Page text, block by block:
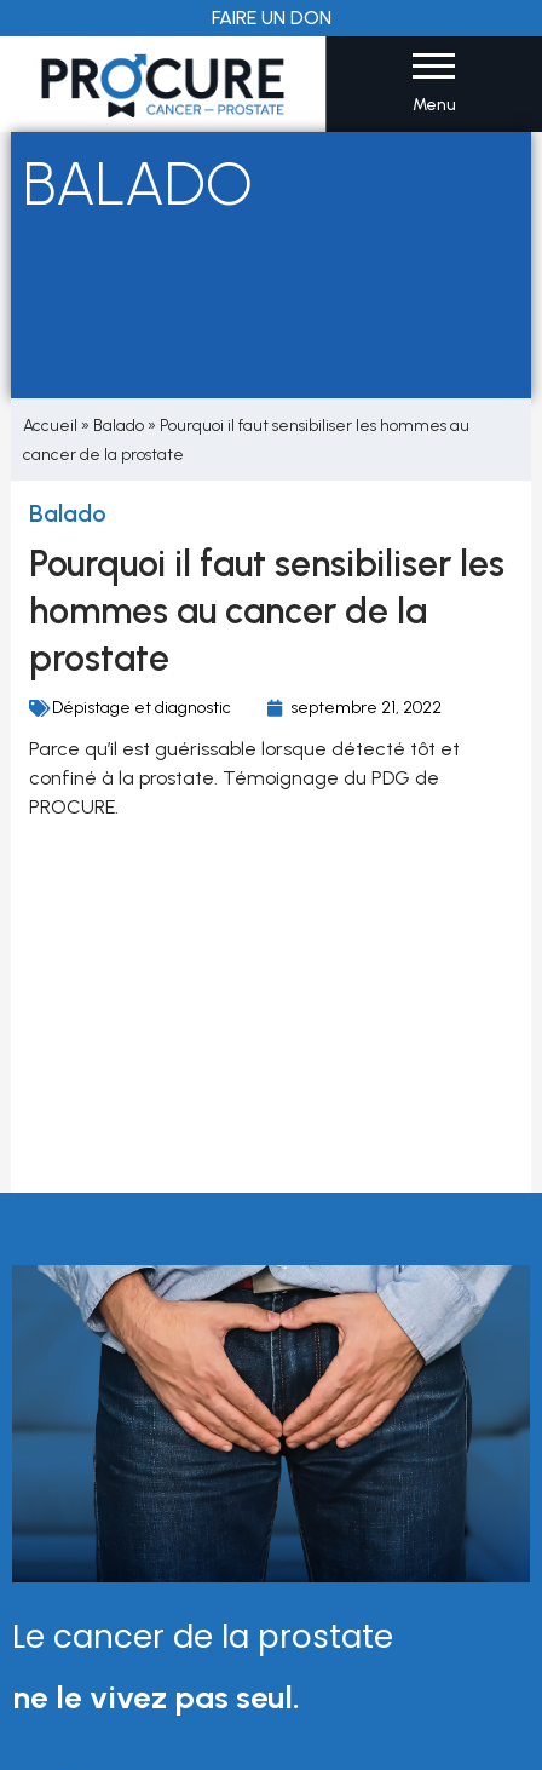
au
contenu
FAIRE UN DON
Menu
BALADO
Accueil » Balado» Pourquoi il faut sensibiliser les hommes au
cancer de la prostate
Balado
Pourquoi il faut sensibiliser les
hommes au cancer de la
prostate
Dépistage et diagnostic septembre 21, 2022
Parce qu’il est guérissable lorsque détecté tôt et
confiné à la prostate. Témoignage du PDG de
PROCURE.
Le cancer de la prostate
ne le vivez pas seul.